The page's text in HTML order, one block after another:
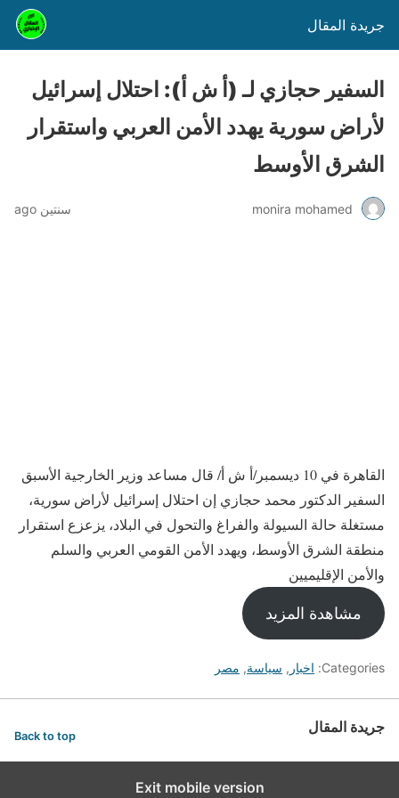
جريدة المقال
السفير حجازي لـ (أ ش أ): احتلال إسرائيل
لأراض سورية يهدد الأمن العربي واستقرار
الشرق الأوسط
monira mohamed سنتين ago
القاهرة في 10 ديسمبر/أ ش أ/ قال مساعد وزير الخارجية الأسبق
السفير الدكتور محمد حجازي إن احتلال إسرائيل لأراض سورية،
مستغلة حالة السيولة والفراغ والتحول في البلاد، يزعزع استقرار
منطقة الشرق الأوسط، ويهدد الأمن القومي العربي والسلم
والأمن الإقليميين
مشاهدة المزيد
Categories: اخبار , سياسة, مصر
جريدة المقال Back to top
Exit mobile version